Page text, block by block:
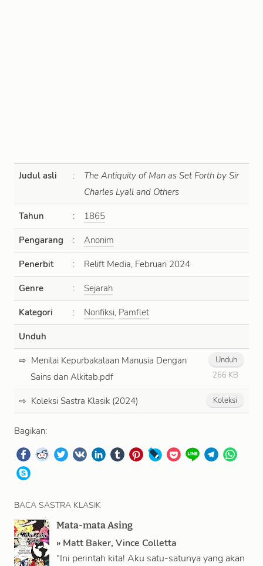
Judul asli :
The Antiquity of Man as Set Forth by Sir
Charles Lyall and Others
Tahun : 1865
Pengarang : Anonim
Penerbit : Relift Media, Februari 2024
Genre : Sejarah
Kategori : Nonfiksi, Pamflet
Unduh
Unduh
266 KB
Menilai Kepurbakalaan Manusia Dengan
Sains dan Alkitab.pdf
Koleksi
Koleksi Sastra Klasik (2024)
Bagikan:
BACA SASTRA KLASIK
Mata-mata Asing
» Matt Baker, Vince Colletta
“Ini perintah kita! Aku satu-satunya yang akan